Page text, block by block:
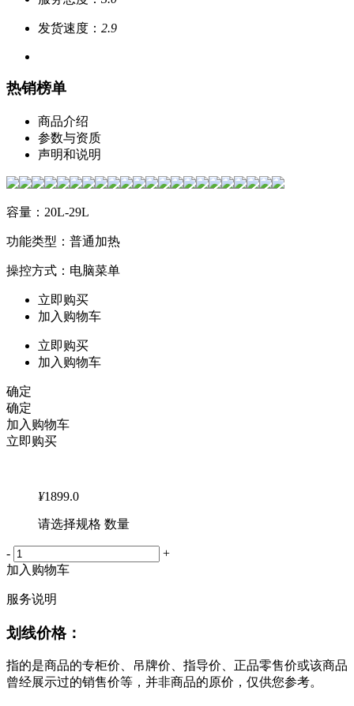
发货速度： 2.9
热销榜单
商品介绍
参数与资质
声明和说明
容量：20L-29L
功能类型：普通加热
操控方式：电脑菜单
立即购买
加入购物车
立即购买
加入购物车
确定
确定
加入购物车
立即购买
¥1899.0
请选择规格 数量
-
+
加入购物车
服务说明
划线价格：
指的是商品的专柜价、吊牌价、指导价、正品零售价或该商品
曾经展示过的销售价等，并非商品的原价，仅供您参考。